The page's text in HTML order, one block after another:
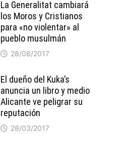
La Generalitat cambiará
los Moros y Cristianos
para «no violentar» al
pueblo musulmán
28/08/2017
El dueño del Kuka’s
anuncia un libro y medio
Alicante ve peligrar su
reputación
28/03/2017